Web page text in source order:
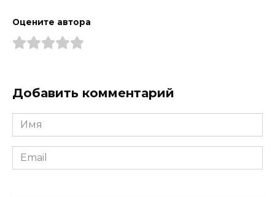
Оцените автора
Добавить комментарий
Имя
*
Email
*